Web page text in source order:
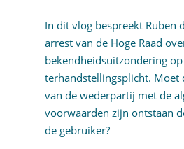
In dit vlog bespreekt Ruben
arrest van de Hoge Raad
bekendheidsuitzondering
terhandstellingsplicht. Moet
van de wederpartij met de
voorwaarden zijn ontstaan
de gebruiker?